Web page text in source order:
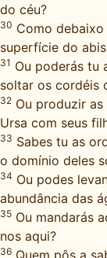
do céu?
30 Como debaixo
superfície do
31 Ou poderás tu
soltar os cordéis
32 Ou produzir
Ursa com seus
33 Sabes tu as
o domínio deles
34 Ou podes
abundância das
35 Ou mandarás
nos aqui?
36 Quem pôs a